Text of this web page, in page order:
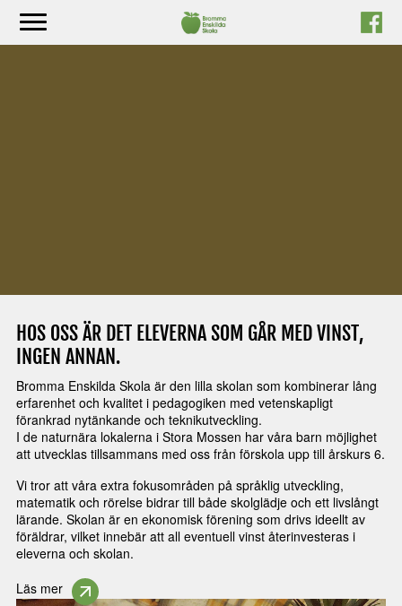
Hoppa
HOS OSS ÄR DET ELEVERNA SOM GÅR MED VINST,
INGEN ANNAN.
Bromma Enskilda Skola är den lilla skolan som kombinerar lång
erfarenhet och kvalitet i pedagogiken med vetenskapligt
förankrad nytänkande och teknikutveckling.
I de naturnära lokalerna i Stora Mossen har våra barn möjlighet
att utvecklas tillsammans med oss från förskola upp till årskurs 6.
Vi tror att våra extra fokusområden på språklig utveckling,
matematik och rörelse bidrar till både skolglädje och ett livslångt
lärande. Skolan är en ekonomisk förening som drivs ideellt av
föräldrar, vilket innebär att all eventuell vinst återinvesteras i
eleverna och skolan.
Läs mer